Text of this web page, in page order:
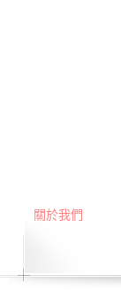
關於我們